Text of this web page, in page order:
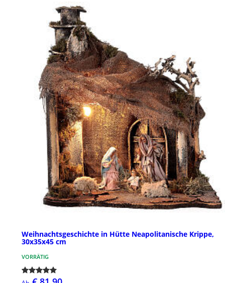
Weihnachtsgeschichte in Hütte Neapolitanische Krippe,
30x35x45 cm
VORRÄTIG